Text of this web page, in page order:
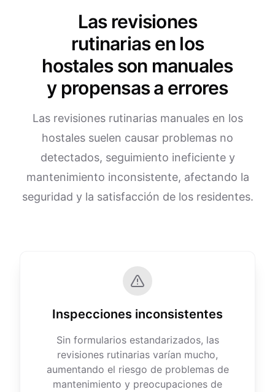
Las revisiones
rutinarias en los
hostales son manuales
y propensas a errores
Las revisiones rutinarias manuales en los
hostales suelen causar problemas no
detectados, seguimiento ineficiente y
mantenimiento inconsistente, afectando la
seguridad y la satisfacción de los residentes.
Inspecciones inconsistentes
Sin formularios estandarizados, las
revisiones rutinarias varían mucho,
aumentando el riesgo de problemas de
mantenimiento y preocupaciones de